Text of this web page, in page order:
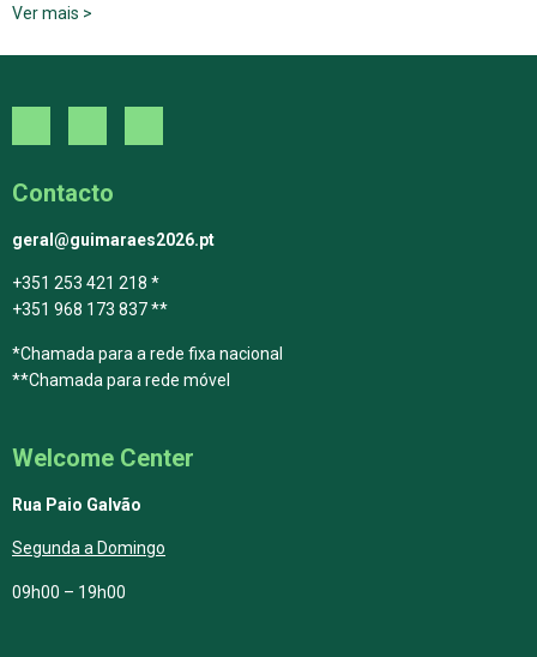
Ver mais >
Contacto
geral@guimaraes2026.pt
+351 253 421 218 *
+351 968 173 837 **
*Chamada para a rede fixa nacional
**Chamada para rede móvel
Welcome Center
Rua Paio Galvão
Segunda a Domingo
09h00 – 19h00